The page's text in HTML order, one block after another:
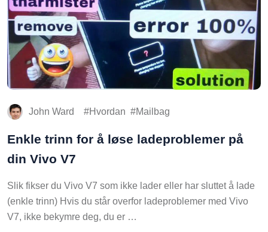
John Ward Hvordan Mailbag
Enkle trinn for å løse ladeproblemer på
din Vivo V7
Slik fikser du Vivo V7 som ikke lader eller har sluttet å lade
(enkle trinn) Hvis du står overfor ladeproblemer med Vivo
V7, ikke bekymre deg, du er …